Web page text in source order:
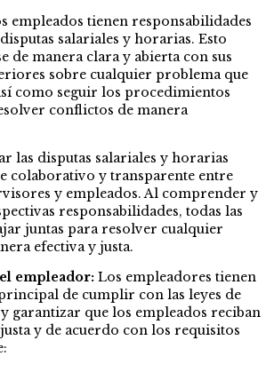
empleados tienen responsabilidades
salariales y horarias. Esto
de manera clara y abierta con sus
sobre cualquier problema que
como seguir los procedimientos
conflictos de manera
las disputas salariales y horarias
colaborativo y transparente entre
y empleados. Al comprender y
responsabilidades, todas las
juntas para resolver cualquier
efectiva y justa.
empleador: Los empleadores tienen
de cumplir con las leyes de
garantizar que los empleados reciban
y de acuerdo con los requisitos